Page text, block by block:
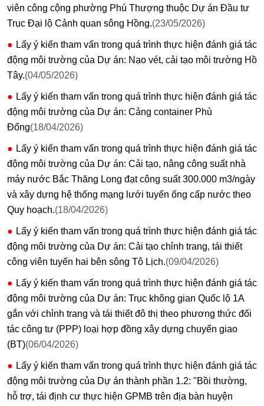
viên công cộng phường Phú Thượng thuộc Dự án Đầu tư
Trục Đại lộ Cảnh quan sông Hồng.(23/05/2026)
Lấy ý kiến tham vấn trong quá trình thực hiện đánh giá tác
động môi trường của Dự án: Nạo vét, cải tạo môi trường Hồ
Tây.(04/05/2026)
Lấy ý kiến tham vấn trong quá trình thực hiện đánh giá tác
động môi trường của Dự án: Cảng container Phù
Đổng(18/04/2026)
Lấy ý kiến tham vấn trong quá trình thực hiện đánh giá tác
động môi trường của Dự án: Cải tạo, nâng công suất nhà
máy nước Bắc Thăng Long đạt công suất 300.000 m3/ngày
và xây dựng hệ thống mạng lưới tuyến ống cấp nước theo
Quy hoạch.(18/04/2026)
Lấy ý kiến tham vấn trong quá trình thực hiện đánh giá tác
động môi trường của Dự án: Cải tạo chỉnh trang, tái thiết
công viên tuyến hai bên sông Tô Lịch.(09/04/2026)
Lấy ý kiến tham vấn trong quá trình thực hiện đánh giá tác
động môi trường của Dự án: Trục không gian Quốc lộ 1A
gắn với chỉnh trang và tái thiết đô thị theo phương thức đối
tác công tư (PPP) loại hợp đồng xây dựng chuyển giao
(BT)(06/04/2026)
Lấy ý kiến tham vấn trong quá trình thực hiện đánh giá tác
động môi trường của Dự án thành phần 1.2: "Bồi thường,
hỗ trợ, tái định cư thực hiện GPMB trên địa bàn huyện